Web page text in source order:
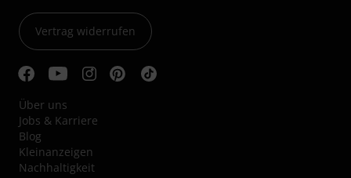
Vertrag widerrufen
Über uns
Jobs & Karriere
Blog
Kleinanzeigen
Nachhaltigkeit